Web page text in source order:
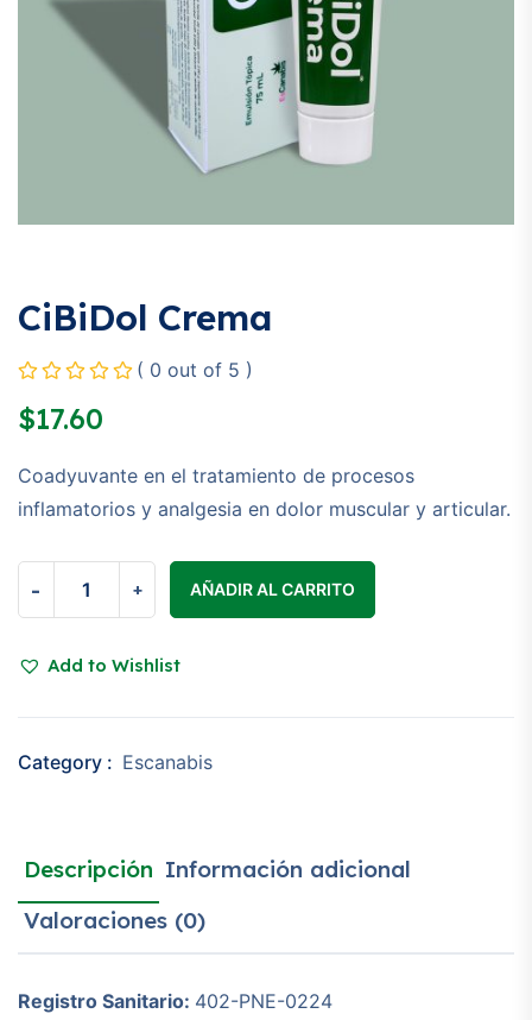
CiBiDol Crema
( 0 out of 5 )
$17.60
Coadyuvante en el tratamiento de procesos
inflamatorios y analgesia en dolor muscular y articular.
Crema
- + AÑADIR AL CARRITO
Add to Wishlist
Category : Escanabis
Descripción Información adicional
Valoraciones (0)
Registro Sanitario: 402-PNE-0224